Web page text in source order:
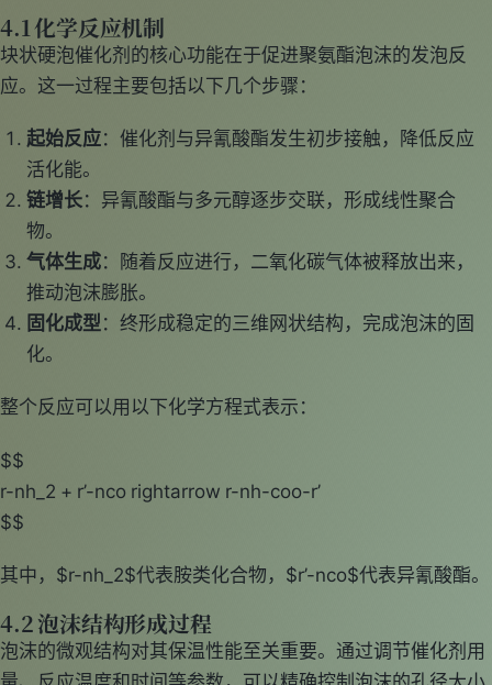
4.1 化学反应机制
块状硬泡催化剂的核心功能在于促进聚氨酯泡沫的发泡反
应。这一过程主要包括以下几个步骤：
起始反应：催化剂与异氰酸酯发生初步接触，降低反应
活化能。
链增长：异氰酸酯与多元醇逐步交联，形成线性聚合
物。
气体生成：随着反应进行，二氧化碳气体被释放出来，
推动泡沫膨胀。
固化成型：终形成稳定的三维网状结构，完成泡沫的固
化。
整个反应可以用以下化学方程式表示：
$$
r-nh_2 + r’-nco rightarrow r-nh-coo-r’
$$
其中，$r-nh_2$代表胺类化合物，$r’-nco$代表异氰酸酯。
4.2 泡沫结构形成过程
泡沫的微观结构对其保温性能至关重要。通过调节催化剂用